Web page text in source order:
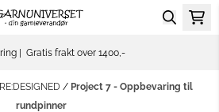
| Gratis frakt over 1400,-
RE:DESIGNED / Project 7 - Oppbevaring til
rundpinner